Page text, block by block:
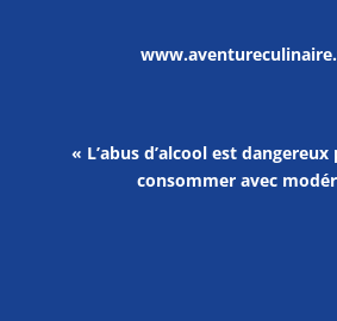
« L’abus d’alcool est
consommer avec